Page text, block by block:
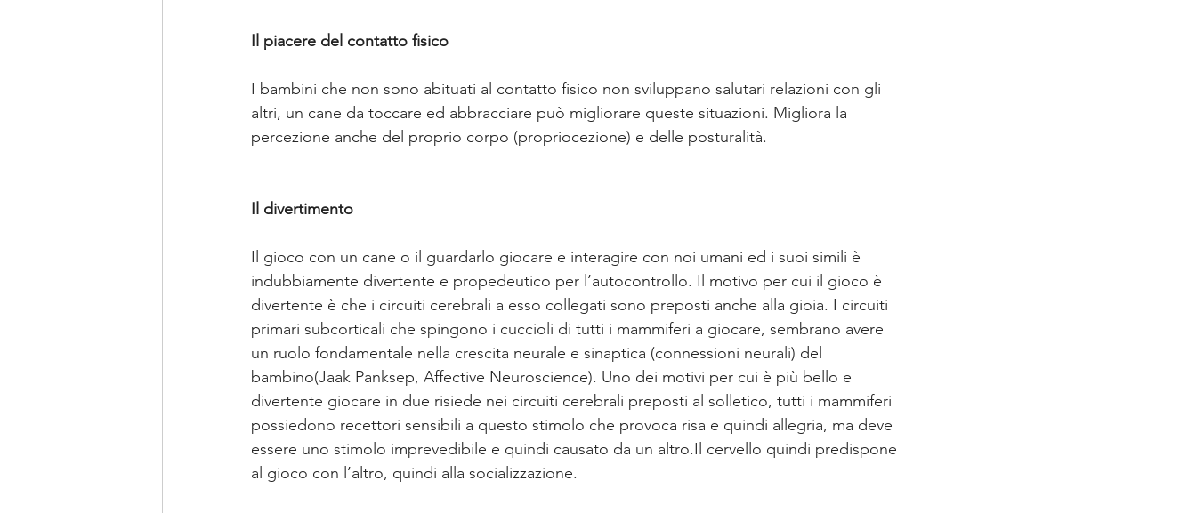
Il piacere del contatto fisico
I bambini che non sono abituati al contatto fisico non sviluppano salutari relazioni con gli
altri, un cane da toccare ed abbracciare può migliorare queste situazioni. Migliora la
percezione anche del proprio corpo (propriocezione) e delle posturalità.
Il divertimento
Il gioco con un cane o il guardarlo giocare e interagire con noi umani ed i suoi simili è
indubbiamente divertente e propedeutico per l’autocontrollo. Il motivo per cui il gioco è
divertente è che i circuiti cerebrali a esso collegati sono preposti anche alla gioia. I circuiti
primari subcorticali che spingono i cuccioli di tutti i mammiferi a giocare, sembrano avere
un ruolo fondamentale nella crescita neurale e sinaptica (connessioni neurali) del
bambino(Jaak Panksep, Affective Neuroscience). Uno dei motivi per cui è più bello e
divertente giocare in due risiede nei circuiti cerebrali preposti al solletico, tutti i mammiferi
possiedono recettori sensibili a questo stimolo che provoca risa e quindi allegria, ma deve
essere uno stimolo imprevedibile e quindi causato da un altro.Il cervello quindi predispone
al gioco con l’altro, quindi alla socializzazione.